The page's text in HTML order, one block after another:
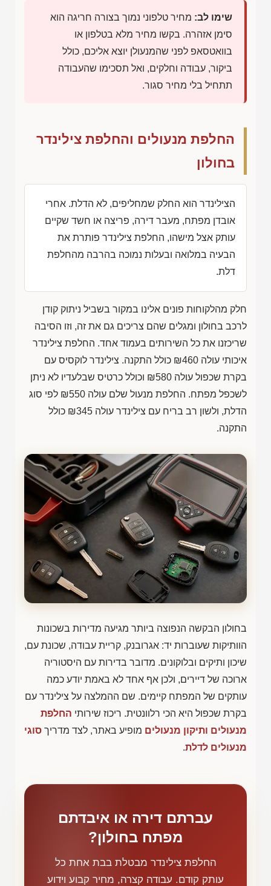
שימו לב: מחיר טלפוני נמוך בצורה חריגה הוא
סימן אזהרה. בקשו מחיר מלא בטלפון או
בוואטסאפ לפני שהמנעולן יוצא אליכם, כולל
ביקור, עבודה וחלקים, ואל תסכימו שהעבודה
תתחיל בלי מחיר סגור.
החלפת מנעולים והחלפת צילינדר
בחולון
הצילינדר הוא החלק שמחליפים, לא הדלת. אחרי
אובדן מפתח, מעבר דירה, פריצה או חשד שקיים
עותק אצל מישהו, החלפת צילינדר פותרת את
הבעיה במלואה ובעלות נמוכה בהרבה מהחלפת
דלת.
חלק מהלקוחות פונים אלינו במקור בשביל ניתוק קודן
לרכב בחולון ומגלים שהם צריכים גם את זה, וזו הסיבה
שריכזנו את כל השירותים בעמוד אחד. החלפת צילינדר
איכותי עולה ₪460 כולל התקנה. צילינדר לוקסיס עם
בקרת שכפול עולה ₪580 וכולל כרטיס שבלעדיו לא ניתן
לשכפל מפתח. החלפת מנעול שלם עולה ₪550 לפי סוג
הדלת, ולשון רב בריח עם צילינדר עולה ₪345 כולל
התקנה.
בחולון הבקשה הנפוצה ביותר מגיעה מדירות בשכונות
הוותיקות שעוברות יד: אגרובנק, קריית עבודה, שכונת עם,
שיכון ותיקים ובלוקונים. מדובר בדירות עם היסטוריה
ארוכה של דיירים, ולכן אף אחד לא באמת יודע כמה
עותקים של המפתח קיימים. שם ההמלצה על צילינדר עם
בקרת שכפול היא הכי רלוונטית. ריכוז שירותי החלפת
מנעולים ותיקון מנעולים מופיע באתר, לצד מדריך סוגי
מנעולים לדלת.
עברתם דירה או איבדתם
מפתח בחולון?
החלפת צילינדר מבטלת בבת אחת כל
עותק קודם. עבודה קצרה, מחיר קבוע וידוע